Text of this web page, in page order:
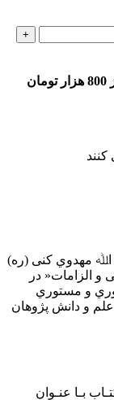
اﷲ ﻣﻬﺪوي ﻛﻨﻰ (ره)
اﻟﺰاﻣﺎت« در
ﻣﻬﺠﻮري و ﻣﺴﺘﻮري
ﻋﻠﻢ و داﻧﺶ ﭘﮋوﻫﺎن
ﺑـﺎ ﻋﻨـﻮان